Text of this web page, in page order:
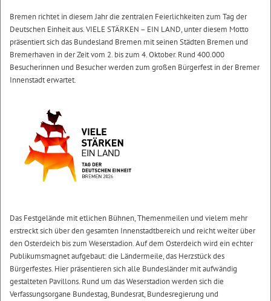
Bremen richtet in diesem Jahr die zentralen Feierlichkeiten zum Tag der
Deutschen Einheit aus. VIELE STÄRKEN – EIN LAND, unter diesem Motto
präsentiert sich das Bundesland Bremen mit seinen Städten Bremen und
Bremerhaven in der Zeit vom 2. bis zum 4. Oktober. Rund 400.000
Besucherinnen und Besucher werden zum großen Bürgerfest in der Bremer
Innenstadt erwartet.
Das Festgelände mit etlichen Bühnen, Themenmeilen und vielem mehr
erstreckt sich über den gesamten Innenstadtbereich und reicht weiter über
den Osterdeich bis zum Weserstadion. Auf dem Osterdeich wird ein echter
Publikumsmagnet aufgebaut: die Ländermeile, das Herzstück des
Bürgerfestes. Hier präsentieren sich alle Bundesländer mit aufwändig
gestalteten Pavillons. Rund um das Weserstadion werden sich die
Verfassungsorgane Bundestag, Bundesrat, Bundesregierung und